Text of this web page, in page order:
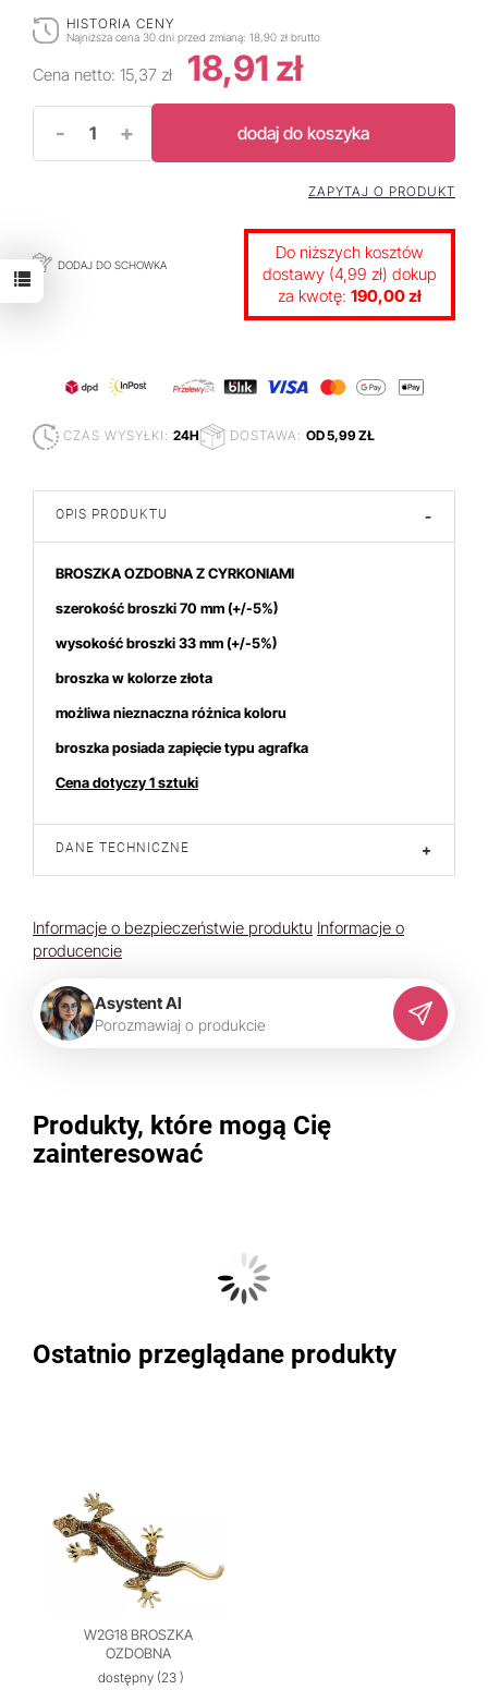
HISTORIA CENY
Najniższa cena 30 dni przed zmianą: 18,90 zł brutto
Cena netto: 15,37 zł 18,91 zł
- + dodaj do koszyka
DODAJ DO SCHOWKA
ZAPYTAJ O PRODUKT
Do niższych kosztów
dostawy (4,99 zł) dokup
za kwotę: 190,00 zł
CZAS WYSYŁKI: 24H DOSTAWA: OD 5,99 ZŁ
OPIS PRODUKTU -
BROSZKA OZDOBNA Z CYRKONIAMI
szerokość broszki 70 mm(+/-5%)
wysokość broszki 33mm (+/-5%)
broszka w kolorze złota
możliwa nieznaczna różnica koloru
broszka posiada zapięcie typu agrafka
Cena dotyczy 1 sztuki
DANE TECHNICZNE +
Informacje o bezpieczeństwie produktu Informacje o
producencie
Asystent AI
Porozmawiaj o produkcie
Produkty, które mogą Cię
zainteresować
Ostatnio przeglądane produkty
W2G18 BROSZKA
OZDOBNA
dostępny (23 )